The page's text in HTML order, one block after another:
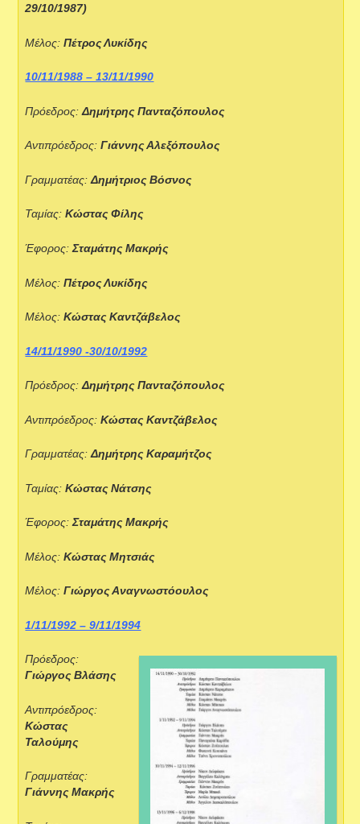
29/10/1987)
Μέλος:Πέτρος Λυκίδης
10/11/1988 – 13/11/1990
Πρόεδρος:Δημήτρης Πανταζόπουλος
Αντιπρόεδρος:Γιάννης Αλεξόπουλος
Γραμματέας:Δημήτριος Βόσνος
Ταμίας:Κώστας Φίλης
Έφορος:Σταμάτης Μακρής
Μέλος:Πέτρος Λυκίδης
Μέλος:Κώστας Καντζάβελος
14/11/1990 -30/10/1992
Πρόεδρος:Δημήτρης Πανταζόπουλος
Αντιπρόεδρος:Κώστας Καντζάβελος
Γραμματέας:Δημήτρης Καραμήτζος
Ταμίας:Κώστας Νάτσης
Έφορος:Σταμάτης Μακρής
Μέλος:Κώστας Μητσιάς
Μέλος:Γιώργος Αναγνωστόουλος
1/11/1992 – 9/11/1994
Πρόεδρος:
Γιώργος Βλάσης
Αντιπρόεδρος:
Κώστας
Ταλούμης
Γραμματέας:
Γιάννης Μακρής